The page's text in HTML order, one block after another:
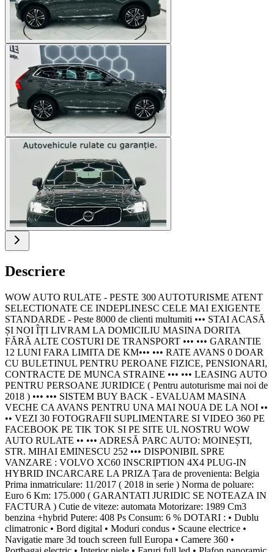
Descriere
WOW AUTO RULATE - PESTE 300 AUTOTURISME ATENT
SELECTIONATE CE INDEPLINESC CELE MAI EXIGENTE
STANDARDE - Peste 8000 de clienti multumiti ••• STAI ACASĂ
ȘI NOI ÎȚI LIVRAM LA DOMICILIU MASINA DORITA
FĂRĂ ALTE COSTURI DE TRANSPORT ••• ••• GARANTIE
12 LUNI FARA LIMITA DE KM••• ••• RATE AVANS 0 DOAR
CU BULETINUL PENTRU PEROANE FIZICE, PENSIONARI,
CONTRACTE DE MUNCA STRAINE ••• ••• LEASING AUTO
PENTRU PERSOANE JURIDICE ( Pentru autoturisme mai noi de
2018 ) ••• ••• SISTEM BUY BACK - EVALUAM MASINA
VECHE CA AVANS PENTRU UNA MAI NOUA DE LA NOI ••
•• VEZI 30 FOTOGRAFII SUPLIMENTARE SI VIDEO 360 PE
FACEBOOK PE TIK TOK SI PE SITE UL NOSTRU WOW
AUTO RULATE •• ••• ADRESĂ PARC AUTO: MOINEȘTI,
STR. MIHAI EMINESCU 252 ••• DISPONIBIL SPRE
VANZARE : VOLVO XC60 INSCRIPTION 4X4 PLUG-IN
HYBRID INCARCARE LA PRIZA Țara de provenienta: Belgia
Prima inmatriculare: 11/2017 ( 2018 in serie ) Norma de poluare:
Euro 6 Km: 175.000 ( GARANTATI JURIDIC SE NOTEAZA IN
FACTURA ) Cutie de viteze: automata Motorizare: 1989 Cm3
benzina +hybrid Putere: 408 Ps Consum: 6 % DOTARI : • Dublu
climatronic • Bord digital • Moduri condus • Scaune electrice •
Navigatie mare 3d touch screen full Europa • Camere 360 •